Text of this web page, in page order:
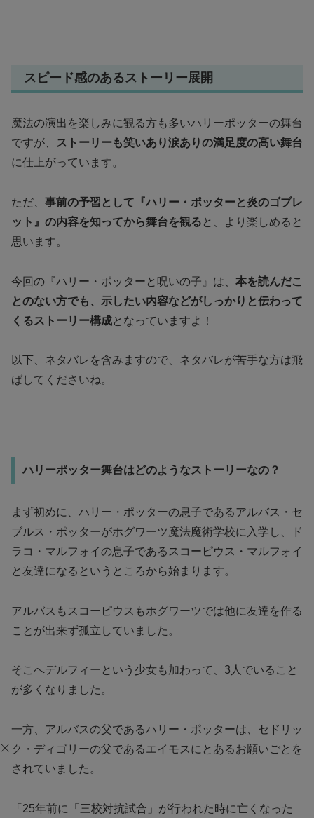
スピード感のあるストーリー展開
魔法の演出を楽しみに観る方も多いハリーポッターの舞台
ですが、
ストーリーも笑いあり涙ありの満足度の高い舞台
に仕上がっています。
ただ、 事前の予習として『ハリー・ポッターと炎のゴブレ
ット』の内容を知ってから舞台を観る と、より楽しめると
思います。
今回の『ハリー・ポッターと呪いの子』は、 本を読んだこ
とのない方でも、示したい内容などがしっかりと伝わって
くるストーリー構成となっていますよ！
以下、ネタバレを含みますので、ネタバレが苦手な方は飛
ばしてくださいね。
ハリーポッター舞台はどのようなストーリーなの？
まず初めに、ハリー・ポッターの息子であるアルバス・セ
ブルス・ポッターがホグワーツ魔法魔術学校に入学し、ド
ラコ・マルフォイの息子であるスコーピウス・マルフォイ
と友達になるというところから始まります。
アルバスもスコーピウスもホグワーツでは他に友達を作る
ことが出来ず孤立していました。
そこへデルフィーという少女も加わって、3人でいること
が多くなりました。
一方、アルバスの父であるハリー・ポッターは、セドリッ
ク・ディゴリーの父であるエイモスにとあるお願いごとを
されていました。
「25年前に「三校対抗試合」が行われた時に亡くなった